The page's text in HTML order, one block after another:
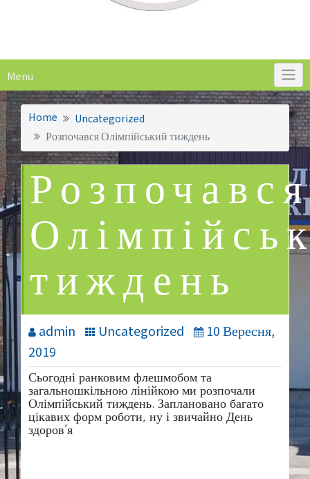
Menu
Home
Uncategorized
Розпочався Олімпійський тиждень
Розпочався
тиждень
admin Uncategorized
10 Вересня,
2019
Сьогодні ранковим флешмобом та
загальношкільною лінійкою ми розпочали
Олімпійський тиждень. Заплановано багато
цікавих форм роботи, ну і звичайно День
здоров’я